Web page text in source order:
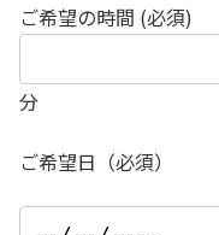
ご希望の時間 (必須)
分
ご希望日（必須）